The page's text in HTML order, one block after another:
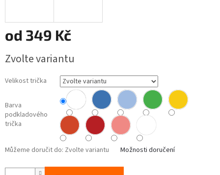
od 349 Kč
cena:
Zvolte variantu
Velikost trička
Barva
podkladového
trička
Můžeme doručit do: Zvolte variantu Možnosti doručení